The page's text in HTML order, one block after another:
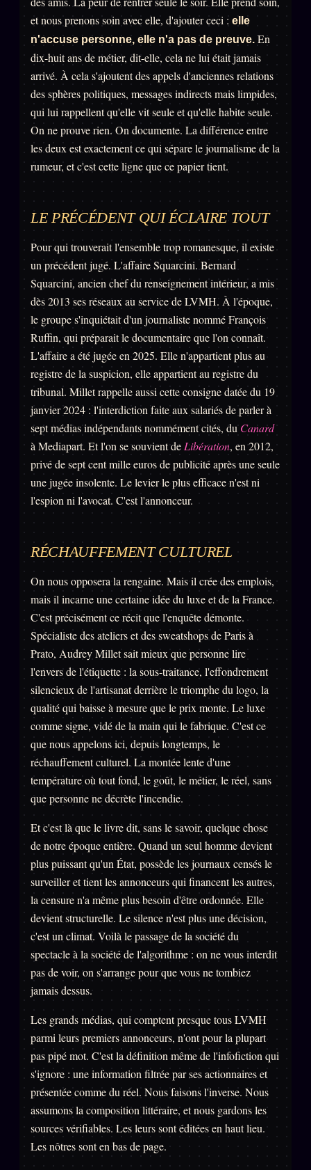
et nous prenons soin avec elle, d'ajouter ceci : elle
n'accuse personne, elle n'a pas de preuve. En
dix-huit ans de métier, dit-elle, cela ne lui était jamais
arrivé. À cela s'ajoutent des appels d'anciennes relations
des sphères politiques, messages indirects mais limpides,
qui lui rappellent qu'elle vit seule et qu'elle habite seule.
On ne prouve rien. On documente. La différence entre
les deux est exactement ce qui sépare le journalisme de la
rumeur, et c'est cette ligne que ce papier tient.
LE PRÉCÉDENT QUI ÉCLAIRE TOUT
Pour qui trouverait l'ensemble trop romanesque, il existe
un précédent jugé. L'affaire Squarcini. Bernard
Squarcini, ancien chef du renseignement intérieur, a mis
dès 2013 ses réseaux au service de LVMH. À l'époque,
le groupe s'inquiétait d'un journaliste nommé François
Ruffin, qui préparait le documentaire que l'on connaît.
L'affaire a été jugée en 2025. Elle n'appartient plus au
registre de la suspicion, elle appartient au registre du
tribunal. Millet rappelle aussi cette consigne datée du 19
janvier 2024 : l'interdiction faite aux salariés de parler à
sept médias indépendants nommément cités, du Canard
à Mediapart. Et l'on se souvient de Libération, en 2012,
privé de sept cent mille euros de publicité après une seule
une jugée insolente. Le levier le plus efficace n'est ni
l'espion ni l'avocat. C'est l'annonceur.
RÉCHAUFFEMENT CULTUREL
On nous opposera la rengaine. Mais il crée des emplois,
mais il incarne une certaine idée du luxe et de la France.
C'est précisément ce récit que l'enquête démonte.
Spécialiste des ateliers et des sweatshops de Paris à
Prato, Audrey Millet sait mieux que personne lire
l'envers de l'étiquette : la sous-traitance, l'effondrement
silencieux de l'artisanat derrière le triomphe du logo, la
qualité qui baisse à mesure que le prix monte. Le luxe
comme signe, vidé de la main qui le fabrique. C'est ce
que nous appelons ici, depuis longtemps, le
réchauffement culturel. La montée lente d'une
température où tout fond, le goût, le métier, le réel, sans
que personne ne décrète l'incendie.
Et c'est là que le livre dit, sans le savoir, quelque chose
de notre époque entière. Quand un seul homme devient
plus puissant qu'un État, possède les journaux censés le
surveiller et tient les annonceurs qui financent les autres,
la censure n'a même plus besoin d'être ordonnée. Elle
devient structurelle. Le silence n'est plus une décision,
c'est un climat. Voilà le passage de la société du
spectacle à la société de l'algorithme : on ne vous interdit
pas de voir, on s'arrange pour que vous ne tombiez
jamais dessus.
Les grands médias, qui comptent presque tous LVMH
parmi leurs premiers annonceurs, n'ont pour la plupart
pas pipé mot. C'est la définition même de l'infofiction qui
s'ignore : une information filtrée par ses actionnaires et
présentée comme du réel. Nous faisons l'inverse. Nous
assumons la composition littéraire, et nous gardons les
sources vérifiables. Les leurs sont éditées en haut lieu.
Les nôtres sont en bas de page.